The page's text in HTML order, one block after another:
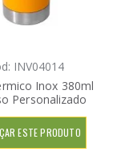
INV04014
Inox 380ml
Personalizado
ESTE PRODUTO